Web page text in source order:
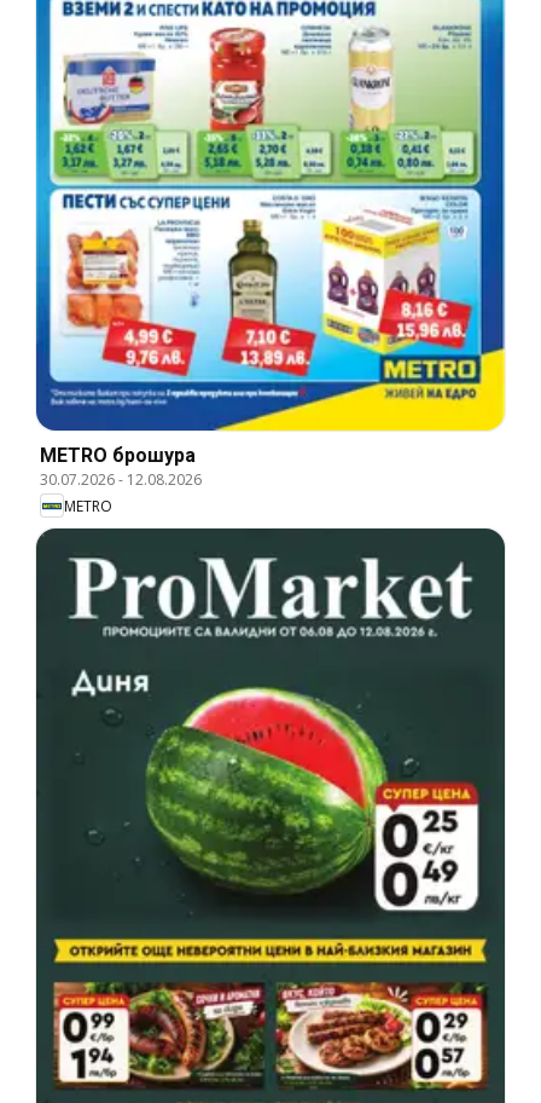
METRO брошура
30.07.2026- 12.08.2026
METRO